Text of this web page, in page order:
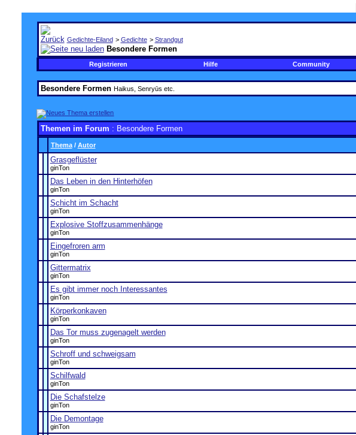
Gedichte-Eiland > Gedichte > Strandgut
Besondere Formen
Registrieren Hilfe Community
Besondere Formen Haikus, Senryūs etc.
Themen im Forum : Besondere Formen
Thema/ Autor
Grasgeflüster
ginTon
Das Leben in den Hinterhöfen
ginTon
Schicht im Schacht
ginTon
Explosive Stoffzusammenhänge
ginTon
Eingefroren arm
ginTon
Gittermatrix
ginTon
Es gibt immer noch Interessantes
ginTon
Körperkonkaven
ginTon
Das Tor muss zugenagelt werden
ginTon
Schroff und schweigsam
ginTon
Schilfwald
ginTon
Die Schafstelze
ginTon
Die Demontage
ginTon